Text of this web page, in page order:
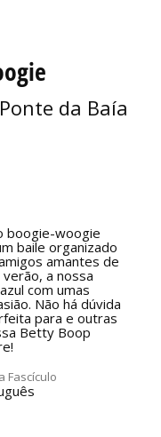
da Baía
boogie-woogie
baile organizado
amantes de
a nossa
com umas
Não há dúvida
para e outras
Betty Boop
Fascículo